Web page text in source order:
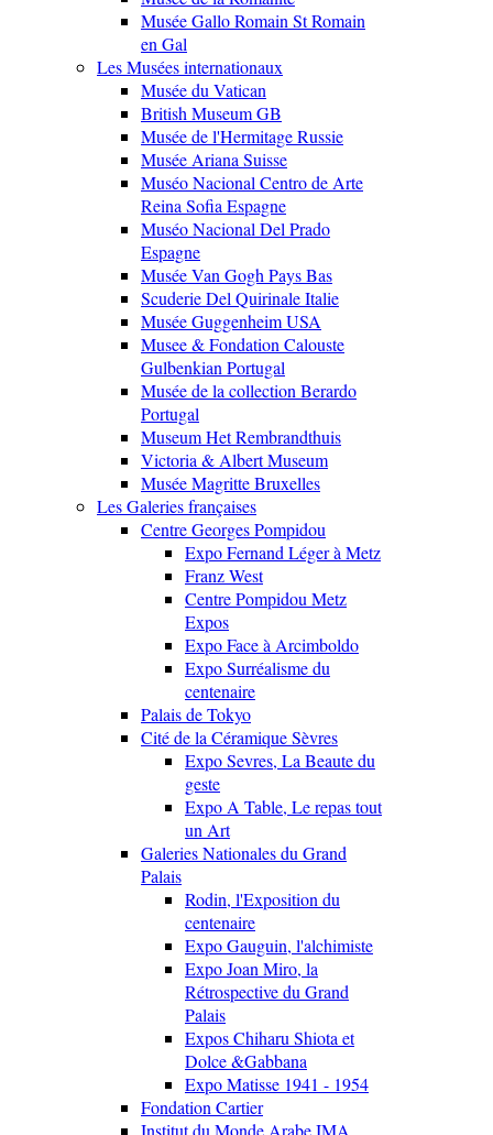
Musée Gallo Romain St Romain
en Gal
Les Musées internationaux
Musée du Vatican
British Museum GB
Musée de l'Hermitage Russie
Musée Ariana Suisse
Muséo Nacional Centro de Arte
Reina Sofia Espagne
Muséo Nacional Del Prado
Espagne
Musée Van Gogh Pays Bas
Scuderie Del Quirinale Italie
Musée Guggenheim USA
Musee & Fondation Calouste
Gulbenkian Portugal
Musée de la collection Berardo
Portugal
Museum Het Rembrandthuis
Victoria & Albert Museum
Musée Magritte Bruxelles
Les Galeries françaises
Centre Georges Pompidou
Expo Fernand Léger à Metz
Franz West
Centre Pompidou Metz
Expos
Expo Face à Arcimboldo
Expo Surréalisme du
centenaire
Palais de Tokyo
Cité de la Céramique Sèvres
Expo Sevres, La Beaute du
geste
Expo A Table, Le repas tout
un Art
Galeries Nationales du Grand
Palais
Rodin, l'Exposition du
centenaire
Expo Gauguin, l'alchimiste
Expo Joan Miro, la
Rétrospective du Grand
Palais
Expos Chiharu Shiota et
Dolce &Gabbana
Expo Matisse 1941 - 1954
Fondation Cartier